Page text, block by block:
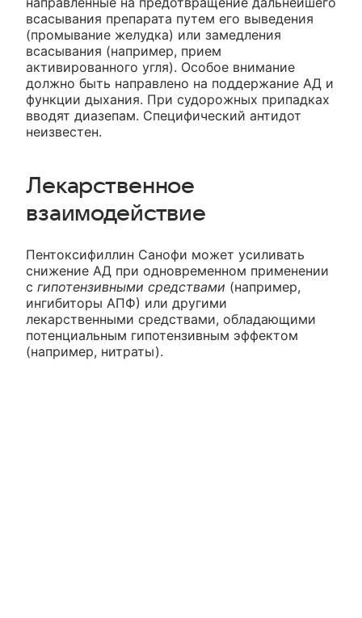
всасывания препарата путем его выведения
(промывание желудка) или замедления
всасывания (например, прием
активированного угля). Особое внимание
должно быть направлено на поддержание АД и
функции дыхания. При судорожных припадках
вводят диазепам. Специфический антидот
неизвестен.
Лекарственное
взаимодействие
Пентоксифиллин Санофи может усиливать
снижение АД при одновременном применении
с гипотензивными средствами (например,
ингибиторы АПФ) или другими
лекарственными средствами, обладающими
потенциальным гипотензивным эффектом
(например, нитраты).